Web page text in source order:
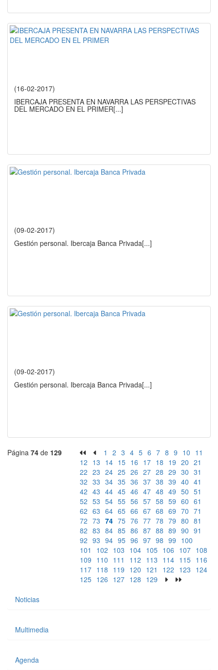
(16-02-2017)
IBERCAJA PRESENTA EN NAVARRA LAS PERSPECTIVAS
DEL MERCADO EN EL PRIMER[...]
(09-02-2017)
Gestión personal. Ibercaja Banca Privada[...]
(09-02-2017)
Gestión personal. Ibercaja Banca Privada[...]
Página 74 de 129 1 2 3 4 5 6 7 8 9 10 11
12 13 14 15 16 17 18 19 20 21
22 23 24 25 26 27 28 29 30 31
32 33 34 35 36 37 38 39 40 41
42 43 44 45 46 47 48 49 50 51
52 53 54 55 56 57 58 59 60 61
62 63 64 65 66 67 68 69 70 71
72 73 74 75 76 77 78 79 80 81
82 83 84 85 86 87 88 89 90 91
92 93 94 95 96 97 98 99 100
101
102 103 104 105 106 107 108
109 110 111 112 113 114 115 116
117 118 119 120 121 122 123 124
125 126 127 128 129
Noticias
Multimedia
Agenda